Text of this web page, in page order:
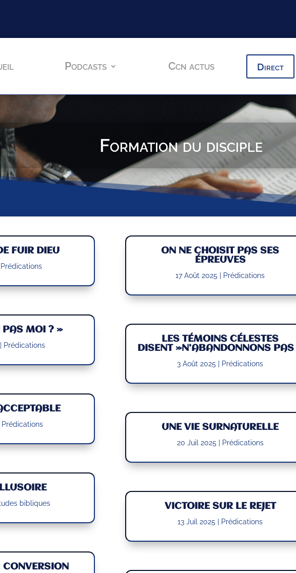
Podcasts Ccn actus Direct
Formation du disciple
FUIR DIEU
Prédications
PAS MOI ? »
Prédications
Prédications
bibliques
CONVERSION
ON NE CHOISIT PAS SES
ÉPREUVES
17 Août 2025 | Prédications
LES TÉMOINS CÉLESTES
DISENT »N’ABANDONNONS
3 Août 2025 Prédications
UNE VIE SURNATURELLE
20 Juil 2025 Prédications
VICTOIRE SUR LE REJET
13 Juil 2025 Prédications